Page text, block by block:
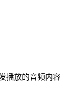
播放的音频内